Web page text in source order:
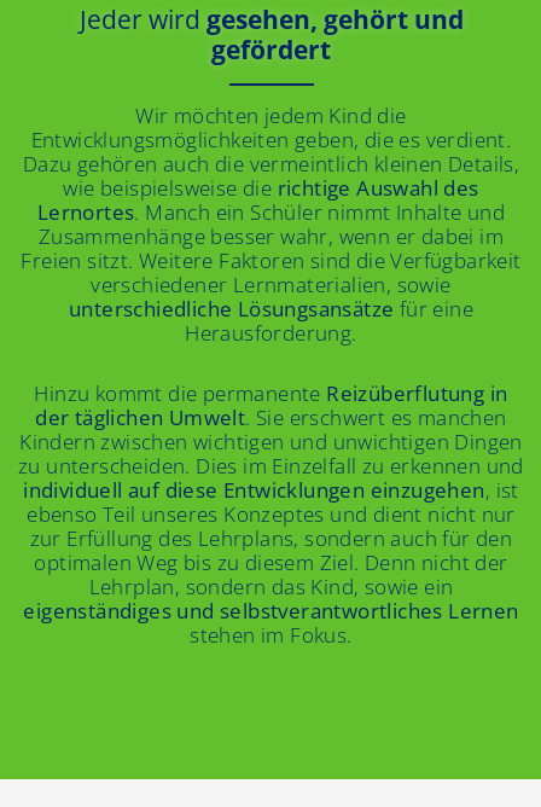
Jeder wird gesehen, gehört und
gefördert
Wir möchten jedem Kind die
Entwicklungsmöglichkeiten geben, die es verdient.
Dazu gehören auch die vermeintlich kleinen Details,
wie beispielsweise die richtige Auswahl des
Lernortes. Manch ein Schüler nimmt Inhalte und
Zusammenhänge besser wahr, wenn er dabei im
Freien sitzt. Weitere Faktoren sind die Verfügbarkeit
verschiedener Lernmaterialien, sowie
unterschiedliche Lösungsansätze für eine
Herausforderung.
Hinzu kommt die permanente Reizüberflutung in
der täglichen Umwelt. Sie erschwert es manchen
Kindern zwischen wichtigen und unwichtigen Dingen
zu unterscheiden. Dies im Einzelfall zu erkennen und
individuell auf diese Entwicklungen einzugehen, ist
ebenso Teil unseres Konzeptes und dient nicht nur
zur Erfüllung des Lehrplans, sondern auch für den
optimalen Weg bis zu diesem Ziel. Denn nicht der
Lehrplan, sondern das Kind, sowie ein
eigenständiges und selbstverantwortliches Lernen
stehen im Fokus.